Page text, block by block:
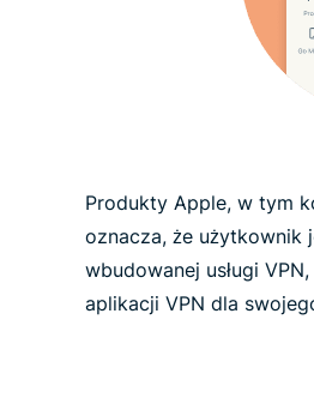
Produkty Apple, w tym
oznacza, że użytkownik
wbudowanej usługi
aplikacji VPN dla